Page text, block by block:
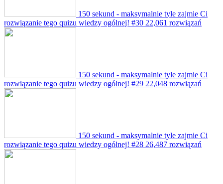
150 sekund - maksymalnie tyle zajmie Ci
rozwiązanie tego quizu wiedzy ogólnej! #30 22,061 rozwiązań
150 sekund - maksymalnie tyle zajmie Ci
rozwiązanie tego quizu wiedzy ogólnej! #29 22,048 rozwiązań
150 sekund - maksymalnie tyle zajmie Ci
rozwiązanie tego quizu wiedzy ogólnej! #28 26,487 rozwiązań